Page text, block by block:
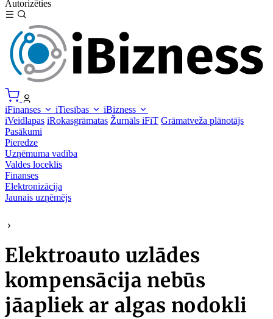
Autorizēties
iFinanses iTiesības
iBizness
iVeidlapas iRokasgrāmatas Žurnāls iFiT Grāmatveža plānotājs
Pasākumi
Pieredze
Uzņēmuma vadība
Valdes loceklis
Finanses
Elektronizācija
Jaunais uzņēmējs
Elektroauto uzlādes
kompensācija nebūs
jāapliek ar algas nodokli